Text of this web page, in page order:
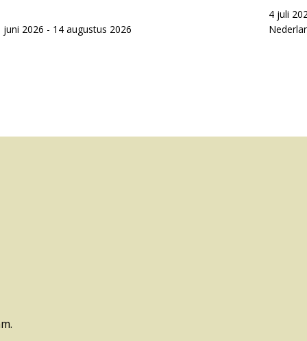
juni 2026 - 14 augustus 2026
4 juli